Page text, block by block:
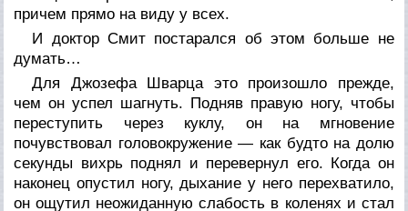
причем прямо на виду у всех.
И доктор Смит постарался об этом больше не
думать…
Для Джозефа Шварца это произошло прежде,
чем он успел шагнуть. Подняв правую ногу, чтобы
переступить через куклу, он на мгновение
почувствовал головокружение — как будто на долю
секунды вихрь поднял и перевернул его. Когда он
наконец опустил ногу, дыхание у него перехватило,
он ощутил неожиданную слабость в коленях и стал